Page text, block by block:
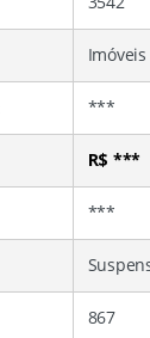
Imóveis
***
R$ ***
***
867